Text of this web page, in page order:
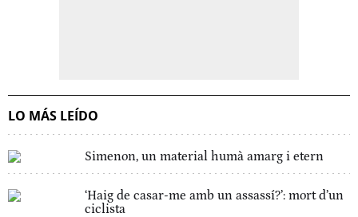
LO MÁS LEÍDO
Simenon, un material humà amarg i etern
‘Haig de casar-me amb un assassí?’: mort d’un
ciclista